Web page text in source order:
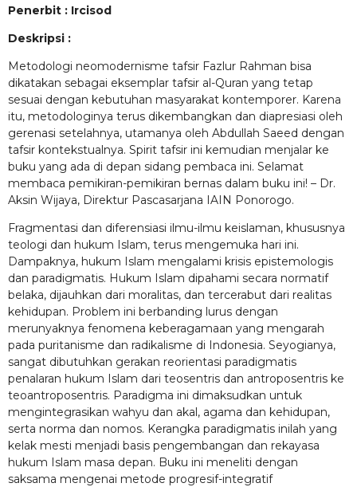
Penerbit : Ircisod
Deskripsi :
Metodologi neomodernisme tafsir Fazlur Rahman bisa
dikatakan sebagai eksemplar tafsir al-Quran yang tetap
sesuai dengan kebutuhan masyarakat kontemporer. Karena
itu, metodologinya terus dikembangkan dan diapresiasi oleh
gerenasi setelahnya, utamanya oleh Abdullah Saeed dengan
tafsir kontekstualnya. Spirit tafsir ini kemudian menjalar ke
buku yang ada di depan sidang pembaca ini. Selamat
membaca pemikiran-pemikiran bernas dalam buku ini! – Dr.
Aksin Wijaya, Direktur Pascasarjana IAIN Ponorogo.
Fragmentasi dan diferensiasi ilmu-ilmu keislaman, khususnya
teologi dan hukum Islam, terus mengemuka hari ini.
Dampaknya, hukum Islam mengalami krisis epistemologis
dan paradigmatis. Hukum Islam dipahami secara normatif
belaka, dijauhkan dari moralitas, dan tercerabut dari realitas
kehidupan. Problem ini berbanding lurus dengan
merunyaknya fenomena keberagamaan yang mengarah
pada puritanisme dan radikalisme di Indonesia. Seyogianya,
sangat dibutuhkan gerakan reorientasi paradigmatis
penalaran hukum Islam dari teosentris dan antroposentris ke
teoantroposentris. Paradigma ini dimaksudkan untuk
mengintegrasikan wahyu dan akal, agama dan kehidupan,
serta norma dan nomos. Kerangka paradigmatis inilah yang
kelak mesti menjadi basis pengembangan dan rekayasa
hukum Islam masa depan. Buku ini meneliti dengan
saksama mengenai metode progresif-integratif